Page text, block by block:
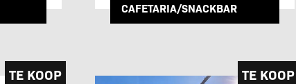
CAFETARIA/SNACKBAR
TE KOOP TE KOOP